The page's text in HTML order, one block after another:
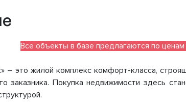
Все объекты в базе предлагаются по
– это жилой комплекс комфорт-класса,
заказника. Покупка недвижимости здесь